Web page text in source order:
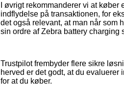
I øvrigt rekommanderer vi at
indflydelse på transaktionen, for
det også relevant, at man når som
sin ordre af Zebra battery
Trustpilot frembyder flere sikre
herved er det godt, at du evaluerer
for at du køber.